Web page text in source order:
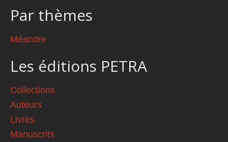
Par thèmes
Méandre
Les éditions PETRA
Collections
Auteurs
Livres
Manuscrits